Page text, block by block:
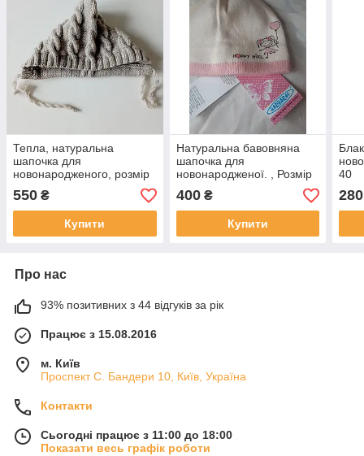
Тепла, натуральна
шапочка для
новонародженого, розмір
40 — 42
550 ₴
Купити
Натуральна бавовняна
шапочка для
новонародженої. , Розмір
44
400₴
Купити
40
280
Про нас
93% позитивних з 44 відгуків за рік
Працює з 15.08.2016
м. Київ
Проспект С. Бандери 10, Київ, Україна
Контакти
Сьогодні працює з 11:00 до 18:00
Показати весь графік роботи